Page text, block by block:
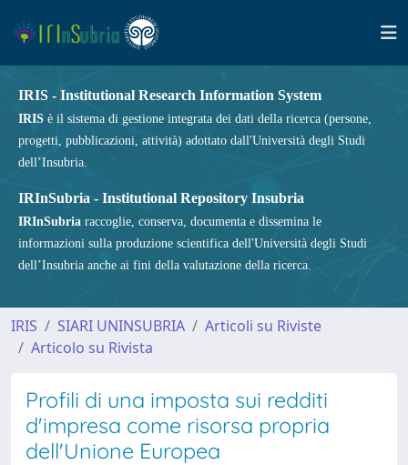
IRIS - Institutional Research Information System
IRIS è il sistema di gestione integrata dei dati della ricerca (persone,
progetti, pubblicazioni, attività) adottato dall'Università degli Studi
dell’Insubria.
IRInSubria - Institutional Repository Insubria
IRInSubria raccoglie, conserva, documenta e dissemina le
informazioni sulla produzione scientifica dell'Università degli Studi
dell’Insubria anche ai fini della valutazione della ricerca.
IRIS SIARI UNINSUBRIA
Articoli su Riviste
Articolo su Rivista
Profili di una imposta sui redditi
d'impresa come risorsa propria
dell'Unione Europea